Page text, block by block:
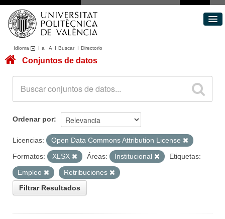
Idioma I a ·A I BuscarI Directorio
Conjuntos de datos
Acerca de
Portal de Transparencia
Conjuntos de datos
Ordenar por
Licencias:
Open Data Commons Attribution License
Formatos:
XLSX Áreas: Institucional
Etiquetas:
Empleo
Retribuciones
Filtrar Resultados